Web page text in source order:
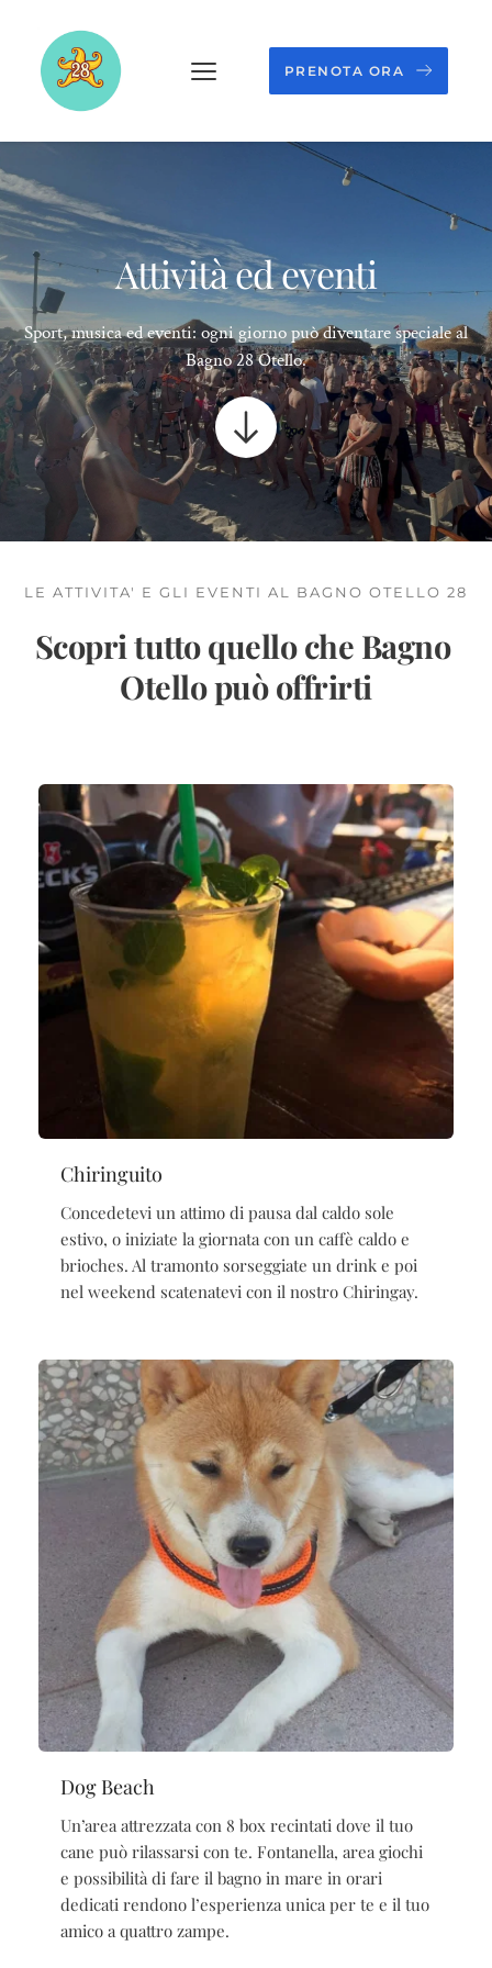
PRENOTA ORA
Attività ed eventi
Sport, musica ed eventi: ogni giorno può diventare speciale al
Bagno 28 Otello.
LE ATTIVITA' E GLI EVENTI AL BAGNO OTELLO 28
Scopri tutto quello che Bagno
Otello può offrirti
Chiringuito
Concedetevi un attimo di pausa dal caldo sole
estivo, o iniziate la giornata con un caffè caldo e
brioches. Al tramonto sorseggiate un drink e poi
nel weekend scatenatevi con il nostro Chiringay.
Dog Beach
Un’area attrezzata con 8 box recintati dove il tuo
cane può rilassarsi con te. Fontanella, area giochi
e possibilità di fare il bagno in mare in orari
dedicati rendono l’esperienza unica per te e il tuo
amico a quattro zampe.